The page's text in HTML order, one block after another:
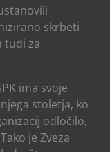
skrbeti
tudi za
ima svoje
stoletja, ko
odločilo,
je Zveza